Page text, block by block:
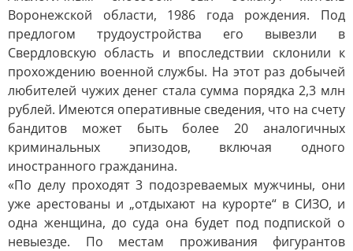
Воронежской области, 1986 года рождения. Под
предлогом трудоустройства его вывезли в
Свердловскую область и впоследствии склонили к
прохождению военной службы. На этот раз добычей
любителей чужих денег стала сумма порядка 2,3 млн
рублей. Имеются оперативные сведения, что на счету
бандитов может быть более 20 аналогичных
криминальных эпизодов, включая одного
иностранного гражданина.
«По делу проходят 3 подозреваемых мужчины, они
уже арестованы и „отдыхают на курорте“ в СИЗО, и
одна женщина, до суда она будет под подпиской о
невыезде. По местам проживания фигурантов